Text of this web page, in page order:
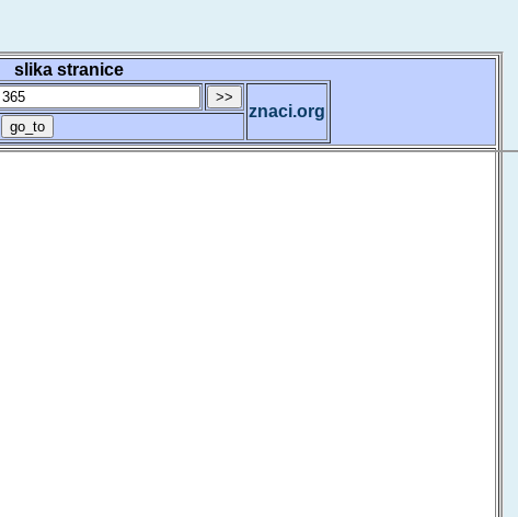
slika stranice
znaci.org